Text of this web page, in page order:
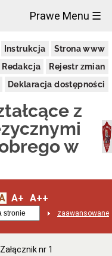
Prawe Menu ☰
Instrukcja
Strona www
Redakcja
Rejestr zmian
Deklaracja dostępności
z
w
A+ A++
zaawansowane
Załącznik nr 1
×